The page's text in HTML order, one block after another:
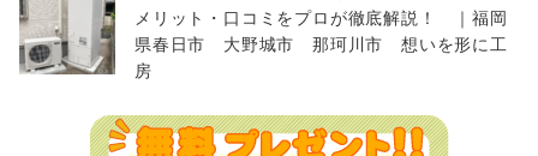
メリット・口コミをプロが徹底解説！ ｜福岡
県春日市 大野城市 那珂川市 想いを形に工
房